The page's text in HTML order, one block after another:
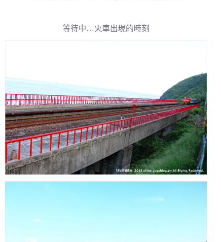
等待中…火車出現的時刻